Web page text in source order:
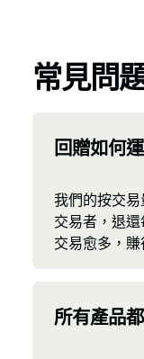
常見問
回贈如何
我們的按交
交易者，退
交易愈多，賺
所有產品